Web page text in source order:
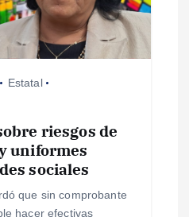
Estatal
riesgos de
uniformes
sociales
que sin comprobante
hacer efectivas